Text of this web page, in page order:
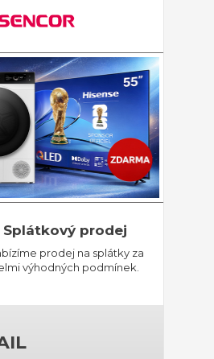
Splátkový prodej
prodej na splátky za
výhodných podmínek.